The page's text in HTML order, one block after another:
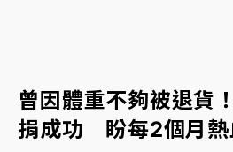
旅局回應了
中信慈善基金會想增加董事人數
曾因體重不夠被退貨
捐成功 盼每2個月熱